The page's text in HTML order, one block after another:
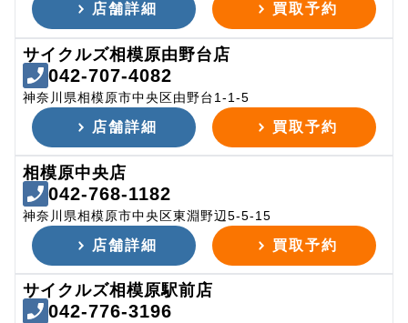
店舗詳細 買取予約
サイクルズ相模原由野台店
042-707-4082
神奈川県相模原市中央区由野台1-1-5
店舗詳細 買取予約
相模原中央店
042-768-1182
神奈川県相模原市中央区東淵野辺5-5-15
店舗詳細 買取予約
サイクルズ相模原駅前店
042-776-3196